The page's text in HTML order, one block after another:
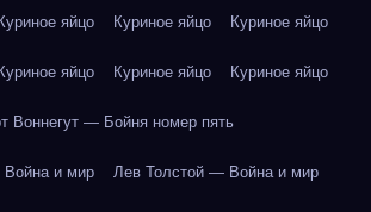
Куриное яйцо Куриное яйцо Куриное яйцо
Куриное яйцо Куриное яйцо Куриное яйцо
Воннегут — Бойня номер пять
и мир Лев Толстой — Война и мир